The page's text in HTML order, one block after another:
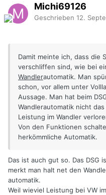
Michi69126
Geschrieben 12.
Damit meinte ich, dass die
verschliffen sind, wie bei
Wandlerautomatik. Man
schon, vor allem unter
Aussage. Man hat beim
Wandlerautomatik nicht
Leistung im Wandler
Von den Funktionen
herkömmliche Automatik.
Das ist auch gut so. Das DSG
merkt man halt net den
automatik.
Weil wieviel Leistung bei VW